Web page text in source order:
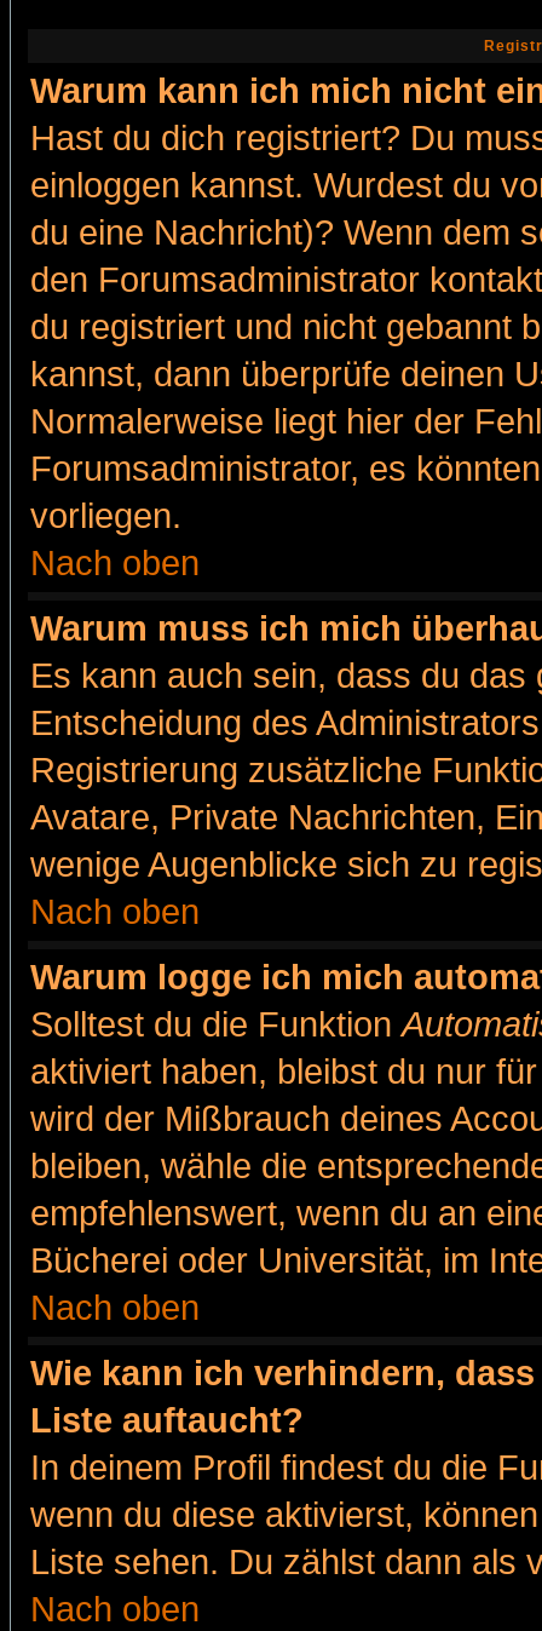
Warum kann ich mich nicht
Hast du dich registriert? Du
einloggen kannst. Wurdest du
du eine Nachricht)? Wenn dem
den Forumsadministrator
du registriert und nicht gebannt
kannst, dann überprüfe deinen
Normalerweise liegt hier der
Forumsadministrator, es
vorliegen.
Nach oben
Warum muss ich mich
Es kann auch sein, dass du
Entscheidung des
Registrierung zusätzliche
Avatare, Private Nachrichten,
wenige Augenblicke sich zu
Nach oben
Warum logge ich mich
Solltest du die Funktion
aktiviert haben, bleibst du nur
wird der Mißbrauch deines
bleiben, wähle die
empfehlenswert, wenn du an
Bücherei oder Universität, im
Nach oben
Wie kann ich verhindern,
Liste auftaucht?
In deinem Profil findest du die
wenn du diese aktivierst,
Liste sehen. Du zählst dann als
Nach oben